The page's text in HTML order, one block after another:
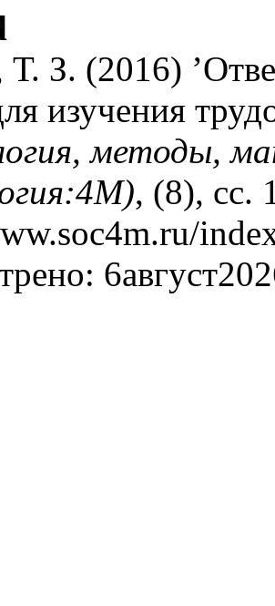
Т. З. (2016)
изучения
методы,
, (8), сс.